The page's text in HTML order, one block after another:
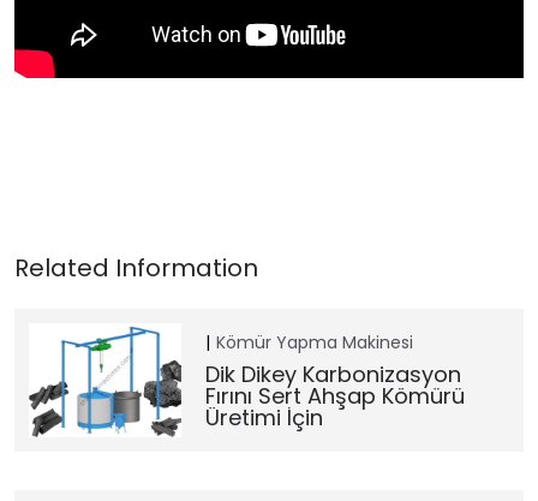
Kömür Yapma Makinesi
Dik Dikey Karbonizasyon
Fırını Sert Ahşap Kömürü
Üretimi İçin